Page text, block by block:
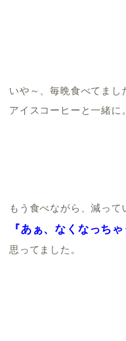
いや～、毎晩食べてまし
アイスコーヒーと一緒に
もう食べながら、減って
『あぁ、なくなっちゃ
思ってました。